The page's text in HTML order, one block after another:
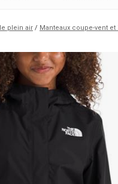
plein air Manteaux coupe-vent